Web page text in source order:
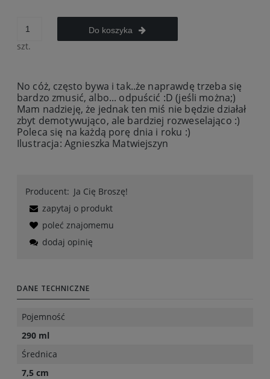
szt.
Do koszyka
No cóż, często bywa i tak..że naprawdę trzeba się
bardzo zmusić, albo... odpuścić :D (jeśli można;)
Mam nadzieję, że jednak ten miś nie będzie działał
zbyt demotywująco, ale bardziej rozweselająco :)
Poleca się na każdą porę dnia i roku :)
Ilustracja: Agnieszka Matwiejszyn
Producent: Ja Cię Broszę!
zapytaj o produkt
poleć znajomemu
dodaj opinię
DANE TECHNICZNE
Pojemność
290 ml
Średnica
7,5 cm